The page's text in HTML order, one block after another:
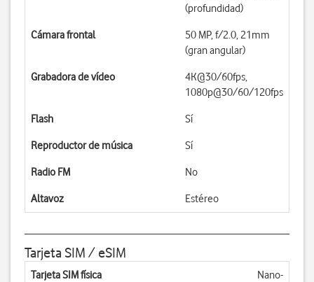
(profundidad)
Cámara frontal
50 MP, f/2.0, 21mm
(gran angular)
Grabadora de vídeo
4K@30/60fps,
1080p@30/60/120fps
Flash Sí
Reproductor de música Sí
Radio FM No
Altavoz Estéreo
Tarjeta SIM / eSIM
Tarjeta SIM física
Nano-